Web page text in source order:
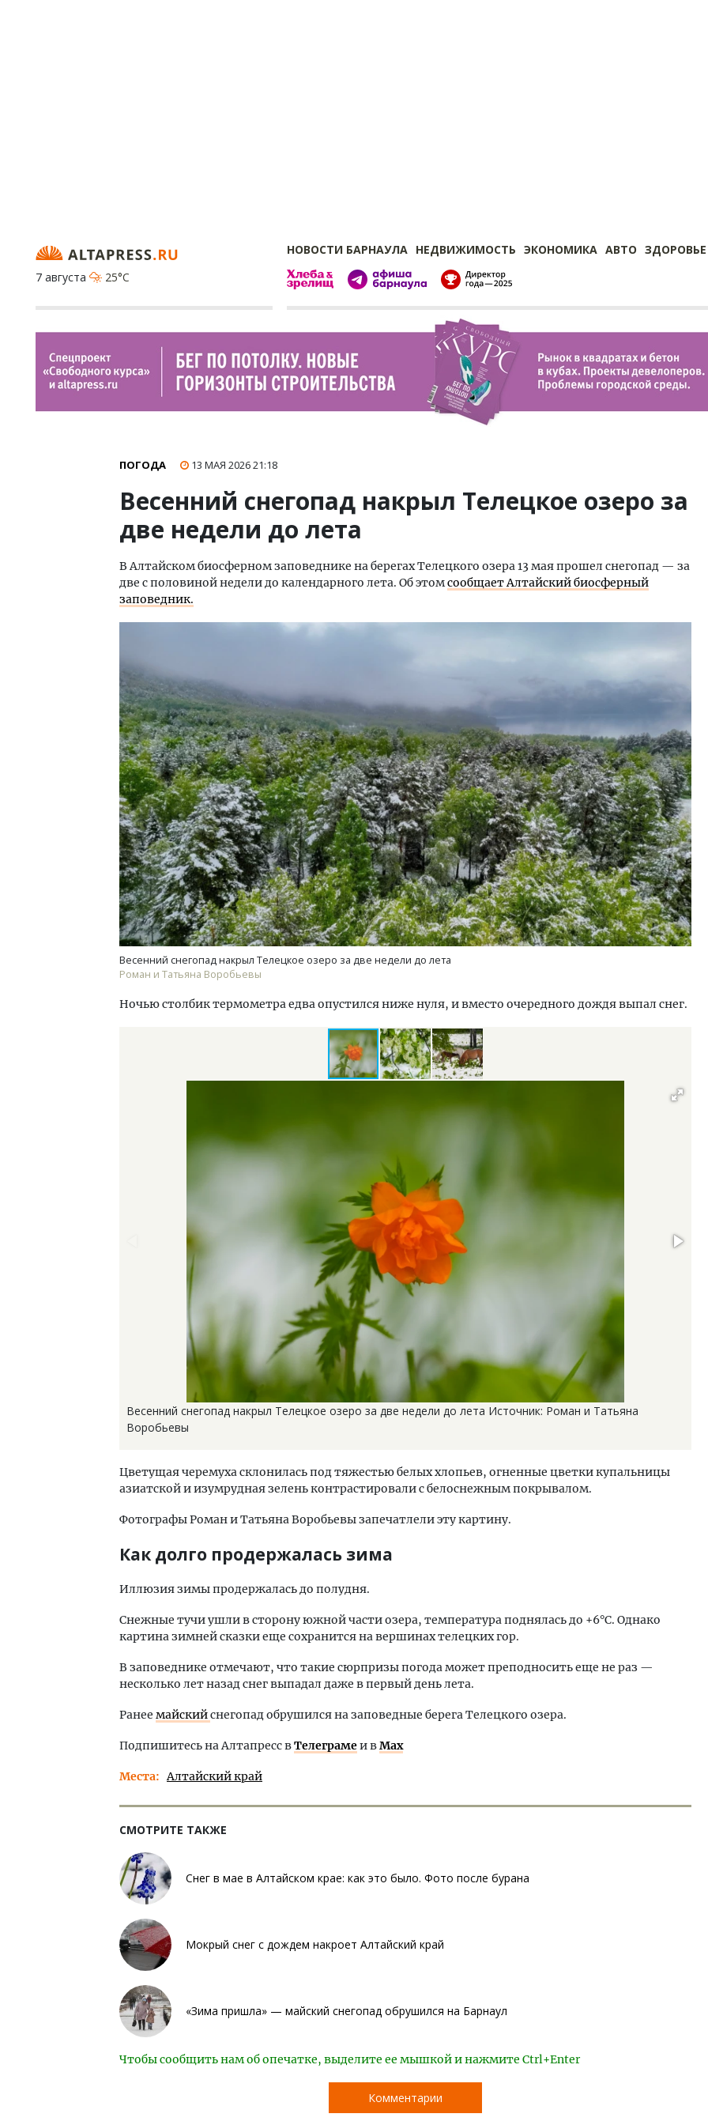
НОВОСТИ БАРНАУЛА НЕДВИЖИМОСТЬ ЭКОНОМИКА АВТО ЗДОРОВЬЕ
7 августа
25°C
ПОГОДА 13 МАЯ 202621:18
Весенний снегопад накрыл Телецкое озеро за
две недели до лета
В Алтайском биосферном заповеднике на берегах Телецкого озера 13 мая прошел снегопад — за
две с половиной недели до календарного лета. Об этомсообщает Алтайский биосферный
заповедник.
Весенний снегопад накрыл Телецкое озеро за две недели до лета
Роман и Татьяна Воробьевы
Ночью столбик термометра едва опустился ниже нуля, и вместо очередного дождя выпал снег.
Весенний снегопад накрыл Телецкое озеро за две недели до лета Источник: Роман и Татьяна
Воробьевы
Цветущая черемуха склонилась под тяжестью белых хлопьев, огненные цветки купальницы
азиатской и изумрудная зелень контрастировали с белоснежным покрывалом.
Фотографы Роман и Татьяна Воробьевы запечатлели эту картину.
Как долго продержалась зима
Иллюзия зимы продержалась до полудня.
Снежные тучи ушли в сторону южной части озера, температура поднялась до +6°С. Однако
картина зимней сказки еще сохранится на вершинах телецких гор.
В заповеднике отмечают, что такие сюрпризы погода может преподносить еще не раз —
несколько лет назад снег выпадал даже в первый день лета.
Ранее майскийснегопад обрушился на заповедные берега Телецкого озера.
Подпишитесь на Алтапресс вТелеграмеи вMax
Места Алтайский край
СМОТРИТЕ ТАКЖЕ
Снег в мае в Алтайском крае: как это было. Фото после бурана
Мокрый снег с дождем накроет Алтайский край
«Зима пришла» — майский снегопад обрушился на Барнаул
Чтобы сообщить нам об опечатке, выделите ее мышкой и нажмите Ctrl+Enter
Комментарии
Архитектурный код начинается с
земли. Мощение крупноформатными
плитами становится новым
стандартом благоустройства
СТРОИТЕЛЬСТВО
Ищем новые берега. Гендиректор
«Жилищной инициативы» Юрий
Гатилов — о том, как девелоперу
оставаться на плаву, когда рынок
штормит
СТРОИТЕЛЬСТВО
Смелость архитектурных
Генеральный директор
ЗИАС — об эстетике
трендах в фасадах и
СТРОИТЕЛЬСТВО